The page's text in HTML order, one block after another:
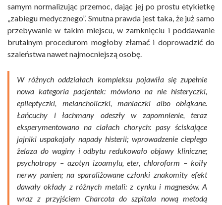
samym normalizując przemoc, dając jej po prostu etykietkę
„zabiegu medycznego”. Smutna prawda jest taka, że już samo
przebywanie w takim miejscu, w zamknięciu i poddawanie
brutalnym procedurom mogłoby złamać i doprowadzić do
szaleństwa nawet najmocniejszą osobę.
W różnych oddziałach kompleksu pojawiła się zupełnie
nowa kategoria pacjentek: mówiono na nie histeryczki,
epileptyczki, melancholiczki, maniaczki albo obłąkane.
Łańcuchy i łachmany odeszły w zapomnienie, teraz
eksperymentowano na ciałach chorych: pasy ściskające
jajniki uspakajały napady histerii; wprowadzenie ciepłego
żelaza do waginy i odbytu redukowało objawy kliniczne;
psychotropy – azotyn izoamylu, eter, chloroform – koiły
nerwy panien; na sparaliżowane członki znakomity efekt
dawały okłady z różnych metali: z cynku i magnesów. A
wraz z przyjściem Charcota do szpitala nową metodą